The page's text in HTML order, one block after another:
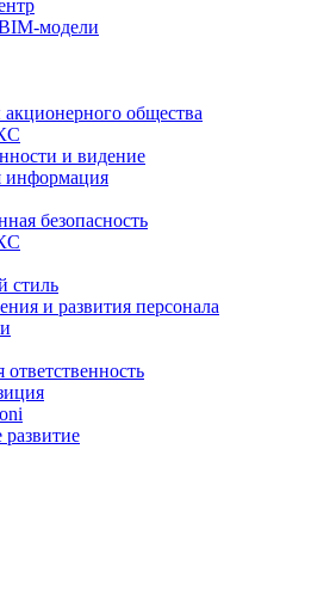
модели
общества
и видение
информация
безопасность
стиль
и развития персонала
развитие